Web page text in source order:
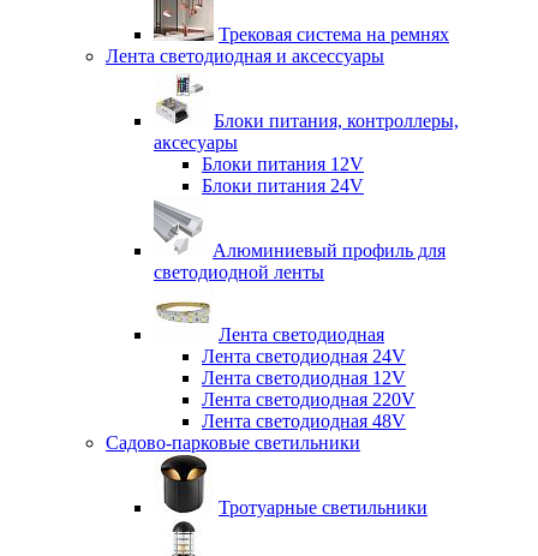
Трековая система на ремнях
Лента светодиодная и аксессуары
Блоки питания, контроллеры,
аксесуары
Блоки питания 12V
Блоки питания 24V
Алюминиевый профиль для
светодиодной ленты
Лента светодиодная
Лента светодиодная 24V
Лента светодиодная 12V
Лента светодиодная 220V
Лента светодиодная 48V
Садово-парковые светильники
Тротуарные светильники